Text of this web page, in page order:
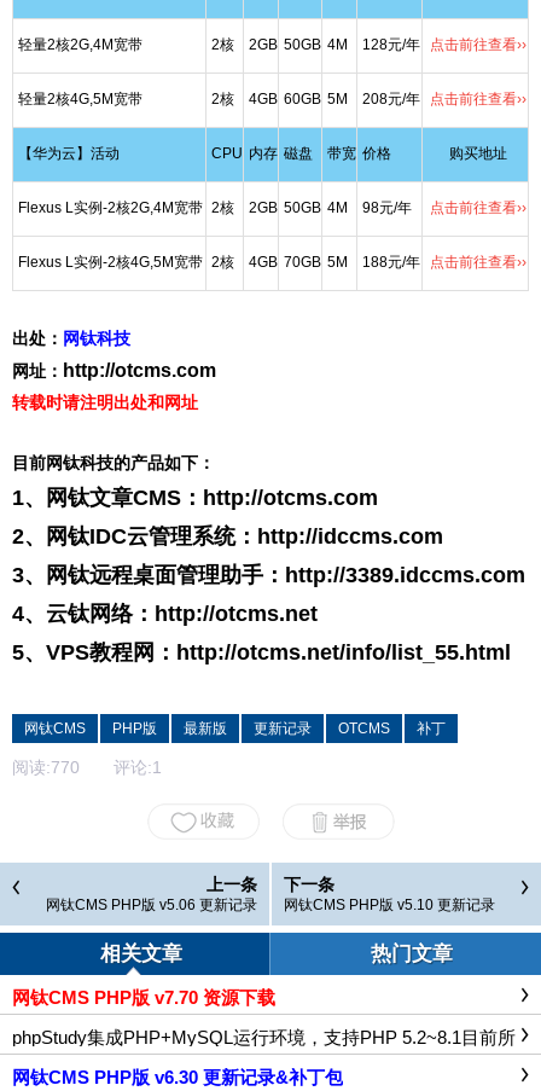
轻量2核2G,4M宽带 2核 2GB 50GB 4M 128元/年 点击前往查看››
轻量2核4G,5M宽带 2核 4GB 60GB 5M 208元/年 点击前往查看››
【华为云】活动 CPU 内存 磁盘 带宽 价格 购买地址
Flexus L实例-2核2G,4M宽带 2核 2GB 50GB 4M 98元/年 点击前往查看››
Flexus L实例-2核4G,5M宽带 2核 4GB 70GB 5M 188元/年 点击前往查看››
出处： 网钛科技
网址： http://otcms.com
转载时请注明出处和网址
目前网钛科技的产品如下：
1、网钛文章CMS： http://otcms.com
2、网钛IDC云管理系统： http://idccms.com
3、网钛远程桌面管理助手： http://3389.idccms.com
4、云钛网络： http://otcms.net
5、VPS教程网： http://otcms.net/info/list_55.html
网钛CMS PHP版 最新版 更新记录 OTCMS 补丁
阅读:770 评论:1
上一条
网钛CMS PHP版 v5.06 更新记录
下一条
网钛CMS PHP版 v5.10 更新记录
相关文章 热门文章
网钛CMS PHP版 v7.70 资源下载
phpStudy集成PHP+MySQL运行环境，支持PHP 5.2~8.1目前所
有PHP版本，适合本地测试PHP程序
网钛CMS PHP版 v6.30 更新记录&补丁包